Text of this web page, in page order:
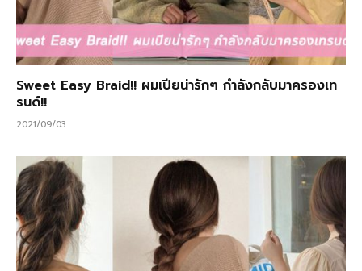
Sweet Easy Braid!! ผมเปียน่ารักๆ กำลังกลับมาครองเท
รนด์!!
2021/09/03